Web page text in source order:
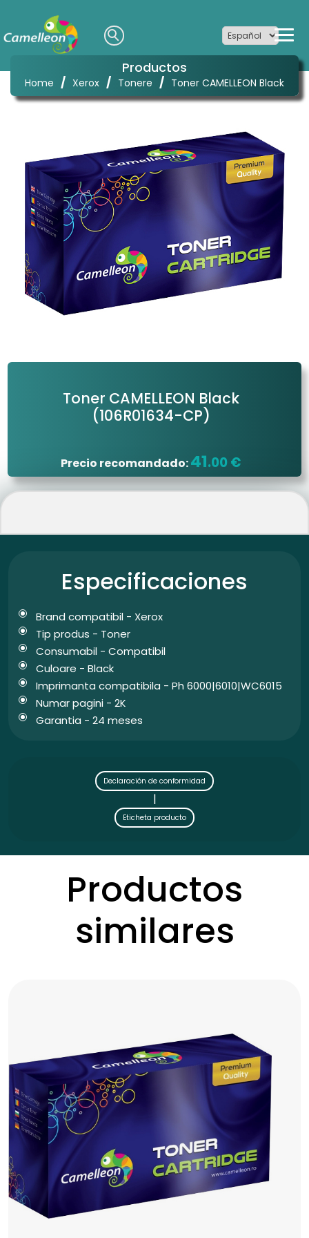
Productos
Home / Xerox / Tonere / Toner CAMELLEON Black
Toner CAMELLEON Black
(106R01634-CP)
Precio recomandado:41.00 €
Especificaciones
Brand compatibil - Xerox
Tip produs - Toner
Consumabil - Compatibil
Culoare - Black
Imprimanta compatibila - Ph 6000|6010|WC6015
Numar pagini - 2K
Garantia - 24 meses
Declaración de conformidad
|
Eticheta producto
Productos
similares